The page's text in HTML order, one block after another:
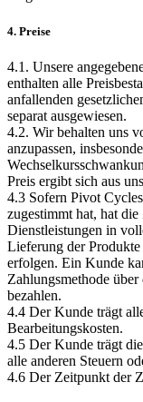
4. Preise
4.1. Unsere
enthalten alle
anfallenden
separat ausgewiesen.
4.2. Wir behalten uns
anzupassen,
Preis ergibt sich aus
4.3 Sofern Pivot
zugestimmt hat, hat
Dienstleistungen in
Lieferung der
erfolgen. Ein Kunde
Zahlungsmethode
bezahlen.
4.4 Der Kunde trägt
Bearbeitungskosten.
4.5 Der Kunde trägt
alle anderen Steuern
4.6 Der Zeitpunkt der